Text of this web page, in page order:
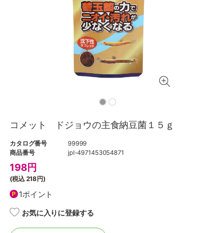
コメット ドジョウの主食納豆菌１５ｇ
カタログ番号
99999
商品番号
jpl-4971453054871
198円
(税込218円)
1ポイント
お気に入りに登録する